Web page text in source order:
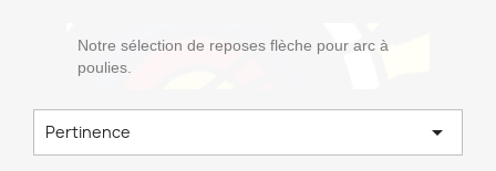
Notre sélection de reposes flèche pour arc à
poulies.
Pertinence 